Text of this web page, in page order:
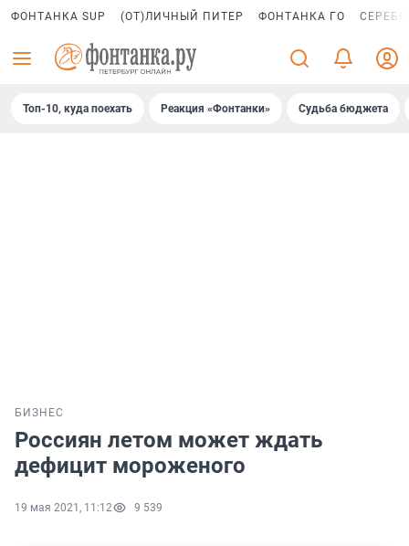
ФОНТАНКА SUP (ОТ)ЛИЧНЫЙ ПИТЕР ФОНТАНКА ГО
Топ-10, куда поехать Реакция «Фонтанки» Судьба бюджета
БИЗНЕС
Россиян летом может ждать
дефицит мороженого
19 мая 2021, 11:12 9 539